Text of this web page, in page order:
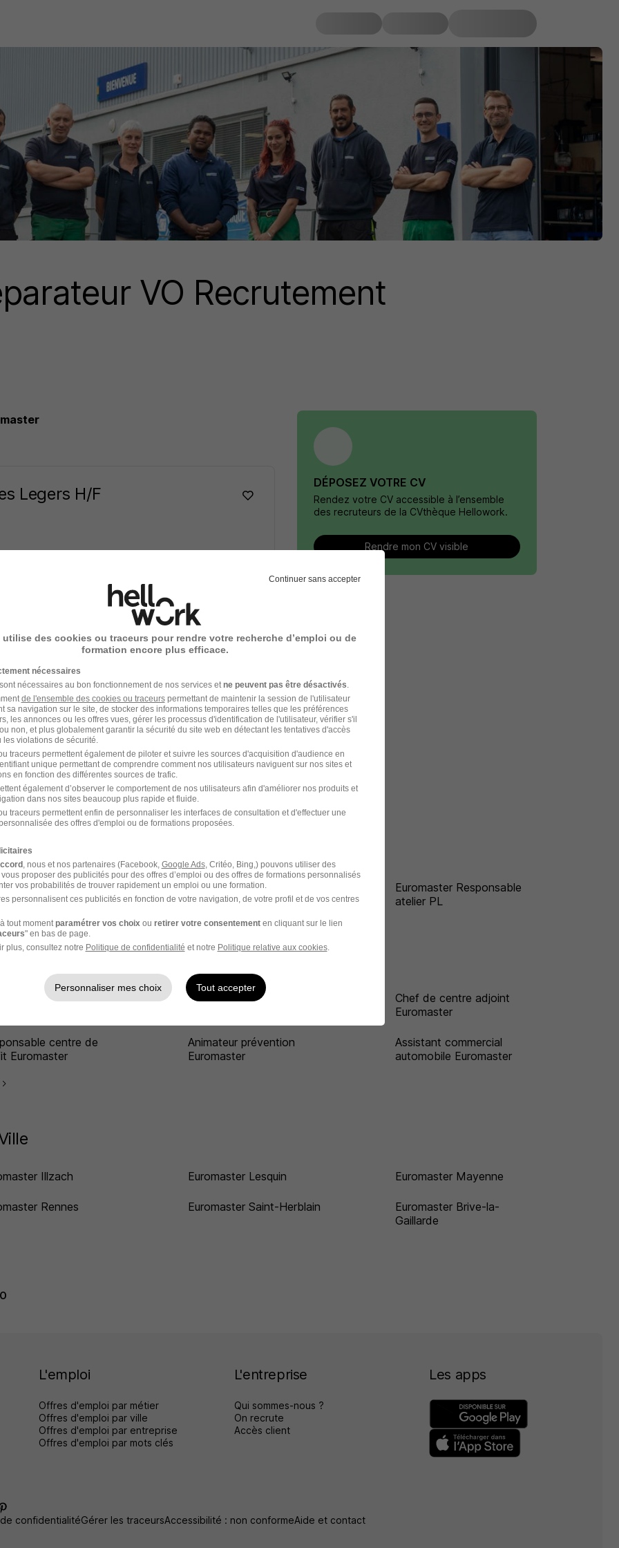
VO Recrutement
Legers H/F
VOchezEuromaster
VO Entreprise Préparateur VO
DÉPOSEZ VOTRE CV
Rendez votre CV accessible à l’ensemble
des recruteurs de la CVthèque Hellowork.
Rendre mon CV visible
dans le domaine Automobile
Technicien
Euromaster Réceptionnaire
automobile
Euromaster Responsable
atelier PL
de centre
Chef d'atelier Euromaster
Chef de centre adjoint
Euromaster
centre de
Euromaster
Animateur prévention
Euromaster
Assistant commercial
automobile Euromaster
Illzach Euromaster Lesquin Euromaster Mayenne
Rennes Euromaster Saint-Herblain
Euromaster Brive-la-
Gaillarde
L'emploi
Offres d'emploi par métier
Offres d'emploi par ville
Offres d'emploi par entreprise
Offres d'emploi par mots clés
L'entreprise
Qui sommes-nous ?
On recrute
Accès client
Les apps
confidentialitéGérer les traceursAccessibilité : non conformeAide et contact
Continuer sans accepter
utilise des cookies ou traceurs pour rendre votre recherche d’emploi ou de
formation encore plus efficace.
nécessaires
nécessaires au bon fonctionnement de nos services etne peuvent pas être désactivés.
de l'ensemble des cookies ou traceurspermettant de maintenir la session de l'utilisateur
sa navigation sur le site, de stocker des informations temporaires telles que les préférences
les annonces ou les offres vues, gérer les processus d'identification de l'utilisateur, vérifier s'il
non, et plus globalement garantir la sécurité du site web en détectant les tentatives d'accès
les violations de sécurité.
traceurs permettent également de piloter et suivre les sources d'acquisition d'audience en
unique permettant de comprendre comment nos utilisateurs naviguent sur nos sites et
en fonction des différentes sources de trafic.
également d’observer le comportement de nos utilisateurs afin d'améliorer nos produits et
dans nos sites beaucoup plus rapide et fluide.
traceurs permettent enfin de personnaliser les interfaces de consultation et d'effectuer une
des offres d'emploi ou de formations proposées.
, nous et nos partenaires (Facebook, Google Ads, Critéo, Bing,) pouvons utiliser des
proposer des publicités pour des offres d’emploi ou des offres de formations personnalisés
vos probabilités de trouver rapidement un emploi ou une formation.
personnalisent ces publicités en fonction de votre navigation, de votre profil et de vos centres
tout momentparamétrer vos choixou retirer votre consentementen cliquant sur le lien
" en bas de page.
plus, consultez notre Politique de confidentialité et notre Politique relative aux cookies.
Personnaliser mes choix Tout accepter